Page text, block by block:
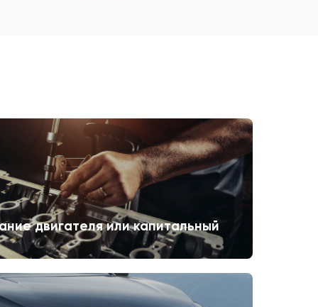
двигателя или капитальный